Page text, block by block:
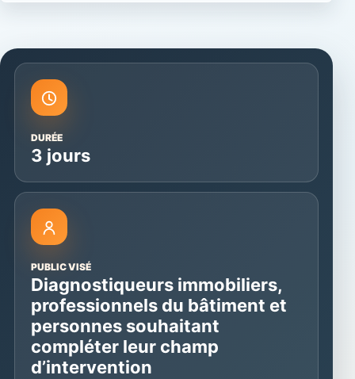
DURÉE
3 jours
PUBLIC VISÉ
Diagnostiqueurs immobiliers,
professionnels du bâtiment et
personnes souhaitant
compléter leur champ
d’intervention